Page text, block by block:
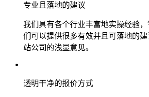
专业且落地的建议
我们具有各个行业丰富地实操经验
们可以提供很多有效并且可落地的
站公司的浅显意见。
透明干净的报价方式